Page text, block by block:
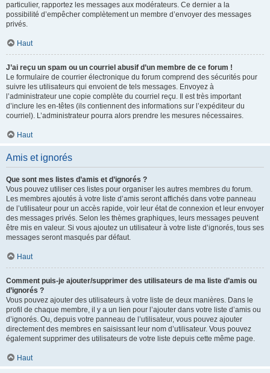
particulier, rapportez les messages aux modérateurs. Ce dernier a la
possibilité d’empêcher complètement un membre d’envoyer des messages
privés.
Haut
J’ai reçu un spam ou un courriel abusif d’un membre de ce forum !
Le formulaire de courrier électronique du forum comprend des sécurités pour
suivre les utilisateurs qui envoient de tels messages. Envoyez à
l’administrateur une copie complète du courriel reçu. Il est très important
d’inclure les en-têtes (ils contiennent des informations sur l’expéditeur du
courriel). L’administrateur pourra alors prendre les mesures nécessaires.
Haut
Amis et ignorés
Que sont mes listes d’amis et d’ignorés ?
Vous pouvez utiliser ces listes pour organiser les autres membres du forum.
Les membres ajoutés à votre liste d’amis seront affichés dans votre panneau
de l’utilisateur pour un accès rapide, voir leur état de connexion et leur envoyer
des messages privés. Selon les thèmes graphiques, leurs messages peuvent
être mis en valeur. Si vous ajoutez un utilisateur à votre liste d’ignorés, tous ses
messages seront masqués par défaut.
Haut
Comment puis-je ajouter/supprimer des utilisateurs de ma liste d’amis ou
d’ignorés ?
Vous pouvez ajouter des utilisateurs à votre liste de deux manières. Dans le
profil de chaque membre, il y a un lien pour l’ajouter dans votre liste d’amis ou
d’ignorés. Ou, depuis votre panneau de l’utilisateur, vous pouvez ajouter
directement des membres en saisissant leur nom d’utilisateur. Vous pouvez
également supprimer des utilisateurs de votre liste depuis cette même page.
Haut